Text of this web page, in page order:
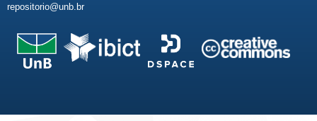
repositorio@unb.br